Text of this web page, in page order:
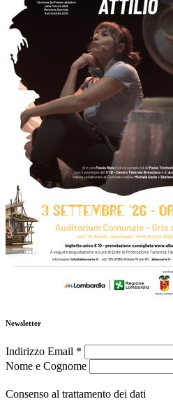
Newsletter
Indirizzo Email *
Nome e Cognome
Consenso al trattamento dei dati